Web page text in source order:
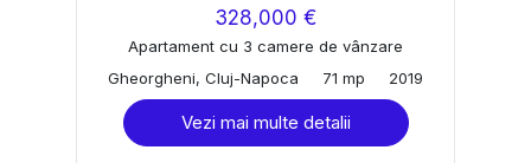
328,000 €
Apartament cu 3 camere de vânzare
Gheorgheni, Cluj-Napoca
71 mp 2019
Vezi mai multe detalii